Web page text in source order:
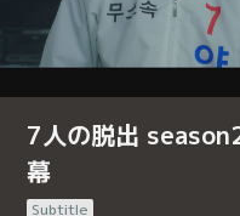
7人の脱出
幕
Subtitle